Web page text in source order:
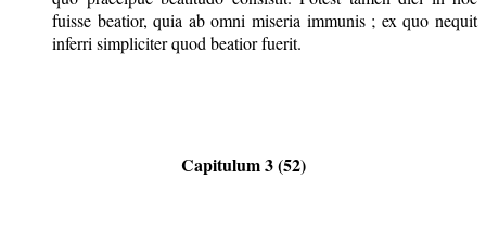
fuisse beatior, quia ab omni miseria immunis ; ex quo nequit
inferri simpliciter quod beatior fuerit.
Capitulum 3 (52)